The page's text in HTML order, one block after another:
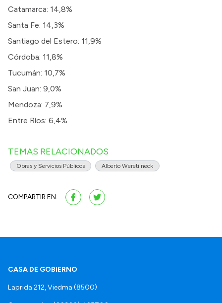
Catamarca: 14,8%
Santa Fe: 14,3%
Santiago del Estero: 11,9%
Córdoba: 11,8%
Tucumán: 10,7%
San Juan: 9,0%
Mendoza: 7,9%
Entre Ríos: 6,4%
TEMAS RELACIONADOS
Obras y Servicios Públicos Alberto Weretilneck
COMPARTIR EN:
CASA DE GOBIERNO
Laprida 212, Viedma (8500)